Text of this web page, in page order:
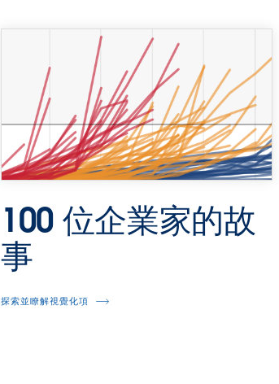
100 位企業家的故
事
探索並瞭解視覺化項